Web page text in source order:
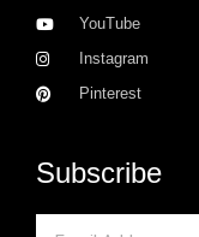
YouTube
Instagram
Pinterest
Subscribe